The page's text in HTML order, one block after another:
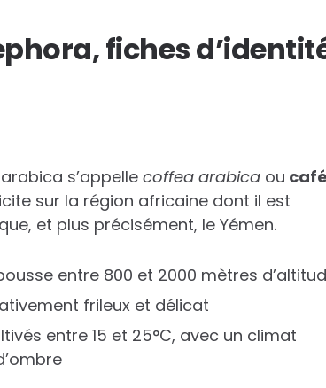
fiches
s’appellecoffea arabicaou
sur la région africaine dont il est
et plus précisément, le Yémen.
entre 800 et 2000 mètres
frileux et délicat
entre 15 et 25°C, avec un climat